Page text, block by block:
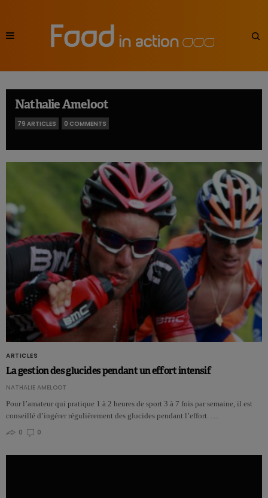
Nathalie Ameloot
79 ARTICLES 0 COMMENTS
ARTICLES
La gestion des glucides pendant un effort intensif
NATHALIE AMELOOT
Pour l’amateur qui pratique 1 à 2 heures de sport 3 à 7 fois par semaine, il est
conseillé d’ingérer régulièrement des glucides pendant l’effort. …
0
0